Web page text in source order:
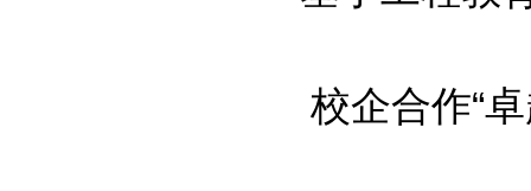
校企合作“